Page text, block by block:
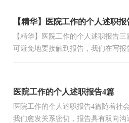
【精华】医院工作的个人述职
【精华】医院工作的个人述职报告
可避免地要接触到报告，我们在写
医院工作的个人述职报告4篇
医院工作的个人述职报告4篇随着社
我们愈发关系密切，报告具有双向